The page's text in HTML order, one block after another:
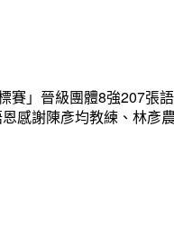
賽」晉級團體8強207張
感謝陳彥均教練、林彥